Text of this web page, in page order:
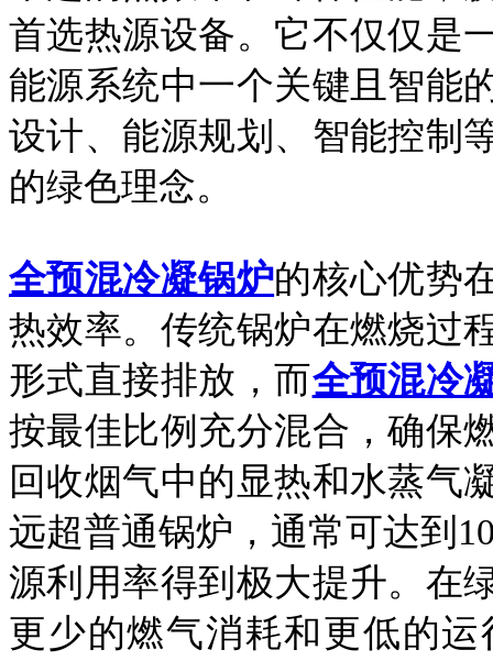
首选热源设备。它不仅仅是
能源系统中一个关键且智能
设计、能源规划、智能控制
的绿色理念。
全预混冷凝锅炉的核心优势
热效率。传统锅炉在燃烧过
形式直接排放，而全预混冷
按最佳比例充分混合，确保
回收烟气中的显热和水蒸气
远超普通锅炉，通常可达到
源利用率得到极大提升。在
更少的燃气消耗和更低的